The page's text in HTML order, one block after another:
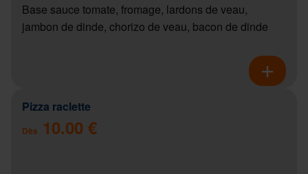
Base sauce tomate, fromage, lardons de veau,
jambon de dinde, chorizo de veau, bacon de dinde
Pizza raclette
Dès 10.00 €